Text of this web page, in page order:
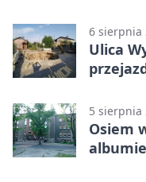
6 sierpnia
Ulica
5 sierpnia
Osiem